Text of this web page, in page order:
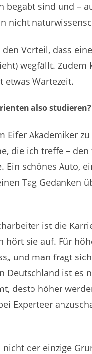
begabt sind und –
nicht
Vorteil, dass
wegfällt.
etwas Wartezeit.
also studieren?
Eifer Akademiker
die ich treffe –
Ein schönes Auto,
Tag Gedanken
ist die
hört sie auf. Für
und man fragt
Deutschland ist es
desto höher
Experteer
nicht der einzige